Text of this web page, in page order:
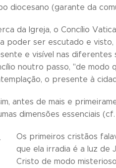
diocesano (garante da
da Igreja, o Concílio
poder ser escutado e visto,
e visível nas diferentes
noutro passo, "de modo
o presente à
antes de mais e
dimensões essenciais (cf.
Os primeiros cristãos
que ela irradia é a luz de
Cristo de modo